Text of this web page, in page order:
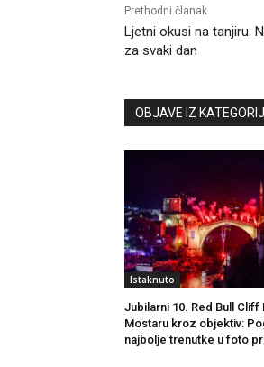
Prethodni članak
Ljetni okusi na tanjiru:
za svaki dan
OBJAVE IZ
Istaknuto
Jubilarni 10. Red Bull Cliff
Mostaru kroz objektiv:
najbolje trenutke u foto